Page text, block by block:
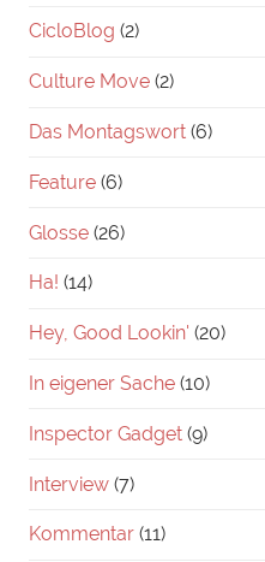
CicloBlog (2)
Culture Move (2)
Das Montagswort (6)
Feature (6)
Glosse (26)
Ha! (14)
Hey, Good Lookin' (20)
In eigener Sache (10)
Inspector Gadget (9)
Interview (7)
Kommentar (11)